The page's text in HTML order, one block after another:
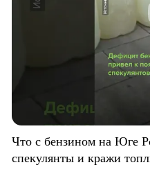
Что с бензином на Юге
спекулянты и кражи